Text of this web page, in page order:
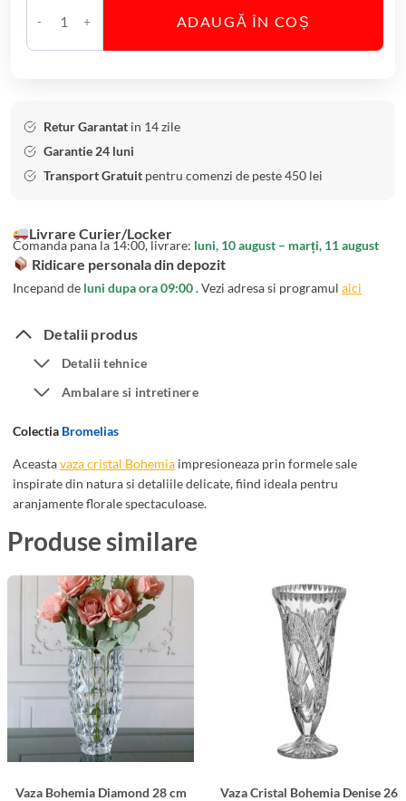
a
l
h
B
i
a
3
0
.
5
m
C
a
i
V
a
C
i
s
a
l
B
o
e
m
i
a
B
r
o
m
e
ADAUGĂ ÎN COȘ
Retur Garantat in 14 zile
Garantie 24 luni
Transport Gratuit pentru comenzi de peste 450 lei
Livrare Curier/Locker
Comanda pana la 14:00, livrare: luni, 10 august – marți, 11 august
Ridicare personala din depozit
Incepand de luni dupa ora 09:00. Vezi adresa si programul aici
Detalii produs
Detalii tehnice
Ambalare si intretinere
Colectia Bromelias
Aceastavaza cristal Bohemia impresioneaza prin formele sale
inspirate din natura si detaliile delicate, fiind ideala pentru
aranjamente florale spectaculoase.
Produse similare
Vaza Bohemia Diamond 28 cm Vaza Cristal Bohemia Denise 26